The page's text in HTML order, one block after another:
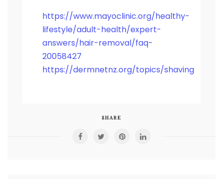
https://www.mayoclinic.org/healthy-
lifestyle/adult-health/expert-
answers/hair-removal/faq-
20058427
https://dermnetnz.org/topics/shaving
SHARE